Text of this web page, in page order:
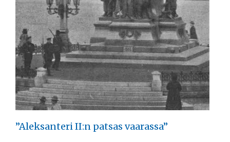
”Aleksanteri II:n patsas vaarassa”